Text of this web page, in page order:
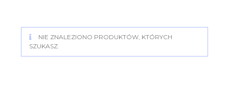
NIE ZNALEZIONO PRODUKTÓW, KTÓRYCH
SZUKASZ.